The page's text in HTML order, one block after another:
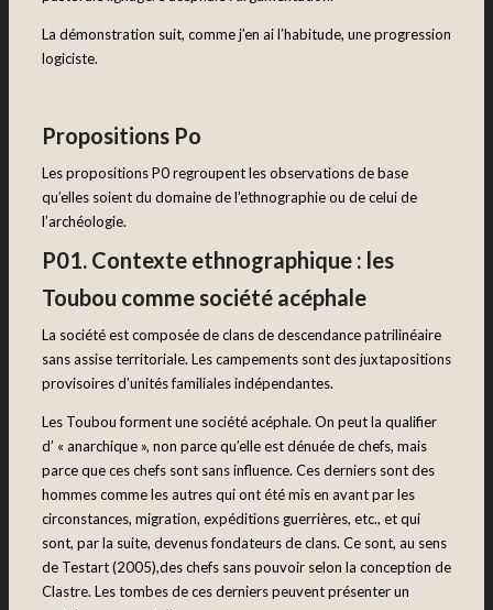
La démonstration suit, comme j’en ai l’habitude, une progression
logiciste.
Propositions Po
Les propositions P0 regroupent les observations de base
qu’elles soient du domaine de l’ethnographie ou de celui de
l’archéologie.
P01. Contexte ethnographique : les
Toubou comme société acéphale
La société est composée de clans de descendance patrilinéaire
sans assise territoriale. Les campements sont des juxtapositions
provisoires d’unités familiales indépendantes.
Les Toubou forment une société acéphale. On peut la qualifier
d’ « anarchique », non parce qu’elle est dénuée de chefs, mais
parce que ces chefs sont sans influence. Ces derniers sont des
hommes comme les autres qui ont été mis en avant par les
circonstances, migration, expéditions guerrières, etc., et qui
sont, par la suite, devenus fondateurs de clans. Ce sont, au sens
de Testart (2005),des chefs sans pouvoir selon la conception de
Clastre. Les tombes de ces derniers peuvent présenter un